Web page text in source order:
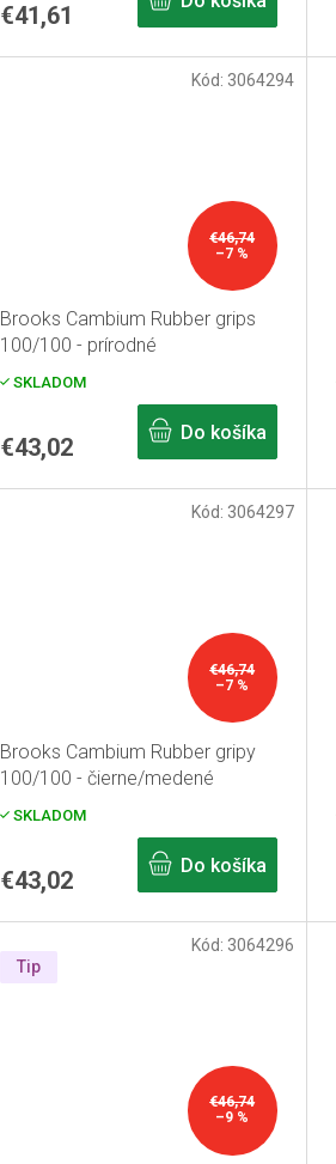
€41,61
€46,74
–7 %
Brooks Cambium Rubber grips
100/100 - prírodné
SKLADOM
€43,02
Do košíka
Kód: 3064294
€46,74
–7 %
Brooks Cambium Rubber gripy
100/100 - čierne/medené
SKLADOM
€43,02
Do košíka
Kód: 3064297
Tip
€46,74
–9 %
Kód: 3064296